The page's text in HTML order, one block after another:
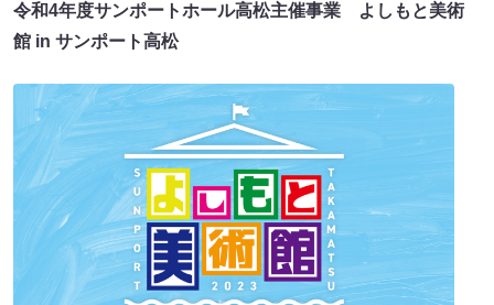
令和4年度サンポートホール高松主催事業 よしもと美術
館 in サンポート高松